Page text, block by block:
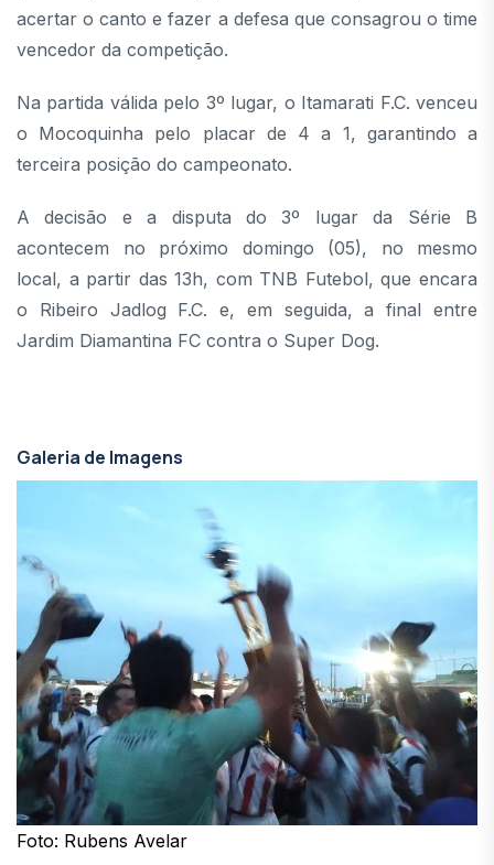
acertar o canto e fazer a defesa que consagrou o time
vencedor da competição.
Na partida válida pelo 3º lugar, o Itamarati F.C. venceu
o Mocoquinha pelo placar de 4 a 1, garantindo a
terceira posição do campeonato.
A decisão e a disputa do 3º lugar da Série B
acontecem no próximo domingo (05), no mesmo
local, a partir das 13h, com TNB Futebol, que encara
o Ribeiro Jadlog F.C. e, em seguida, a final entre
Jardim Diamantina FC contra o Super Dog.
Galeria de Imagens
Foto: Rubens Avelar